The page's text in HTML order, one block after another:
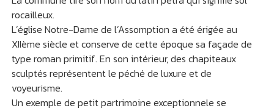
rocailleux.
L’église Notre-Dame de l’Assomption a été érigée au
XIIème siècle et conserve de cette époque sa façade de
type roman primitif. En son intérieur, des chapiteaux
sculptés représentent le péché de luxure et de
voyeurisme.
Un exemple de petit partrimoine exceptionnele se